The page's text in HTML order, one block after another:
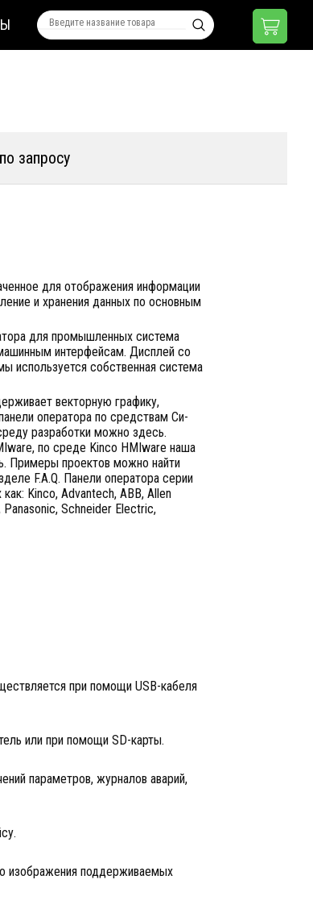
запросу
для отображения информации
и хранения данных по основным
для промышленных система
интерфейсам. Дисплей со
используется собственная система
векторную графику,
оператора по средствам Си-
разработки можно здесь.
по среде Kinco HMIware наша
Примеры проектов можно найти
F.A.Q. Панели оператора серии
Kinco, Advantech, ABB, Allen
Schneider Electric,
при помощи USB-кабеля
или при помощи SD-карты.
параметров, журналов аварий,
изображения поддерживаемых